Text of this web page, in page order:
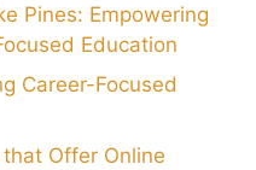
Pines: Empowering
Education
Career-Focused
Offer Online